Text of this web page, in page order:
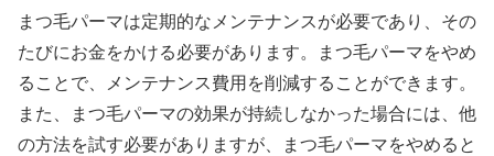
まつ毛パーマは定期的なメンテナンスが必要であり、その
たびにお金をかける必要があります。まつ毛パーマをやめ
ることで、メンテナンス費用を削減することができます。
また、まつ毛パーマの効果が持続しなかった場合には、他
の方法を試す必要がありますが、まつ毛パーマをやめると